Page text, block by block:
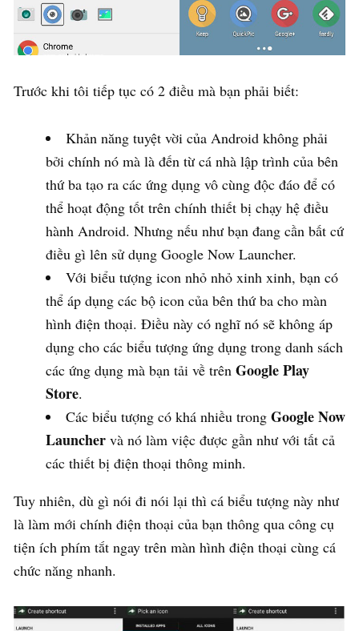
Trước khi tôi tiếp tục có 2 điều mà bạn phải biết:
Khản năng tuyệt vời của Android không phải
bởi chính nó mà là đến từ cá nhà lập trình của bên
thứ ba tạo ra các ứng dụng vô cùng độc đáo để có
thể hoạt động tốt trên chính thiết bị chạy hệ điều
hành Android. Nhưng nếu như bạn đang cần bất cứ
điều gì lên sử dụng Google Now Launcher.
Với biểu tượng icon nhỏ nhỏ xinh xinh, bạn có
thể áp dụng các bộ icon của bên thứ ba cho màn
hình điện thoại. Điều này có nghĩ nó sẽ không áp
dụng cho các biểu tượng ứng dụng trong danh sách
các ứng dụng mà bạn tải về trên Google Play
Store.
Các biểu tượng có khá nhiều trong Google Now
Launcher và nó làm việc được gần như với tất cả
các thiết bị điện thoại thông minh.
Tuy nhiên, dù gì nói đi nói lại thì cá biểu tượng này như
là làm mới chính điện thoại của bạn thông qua công cụ
tiện ích phím tắt ngay trên màn hình điện thoại cùng cá
chức năng nhanh.